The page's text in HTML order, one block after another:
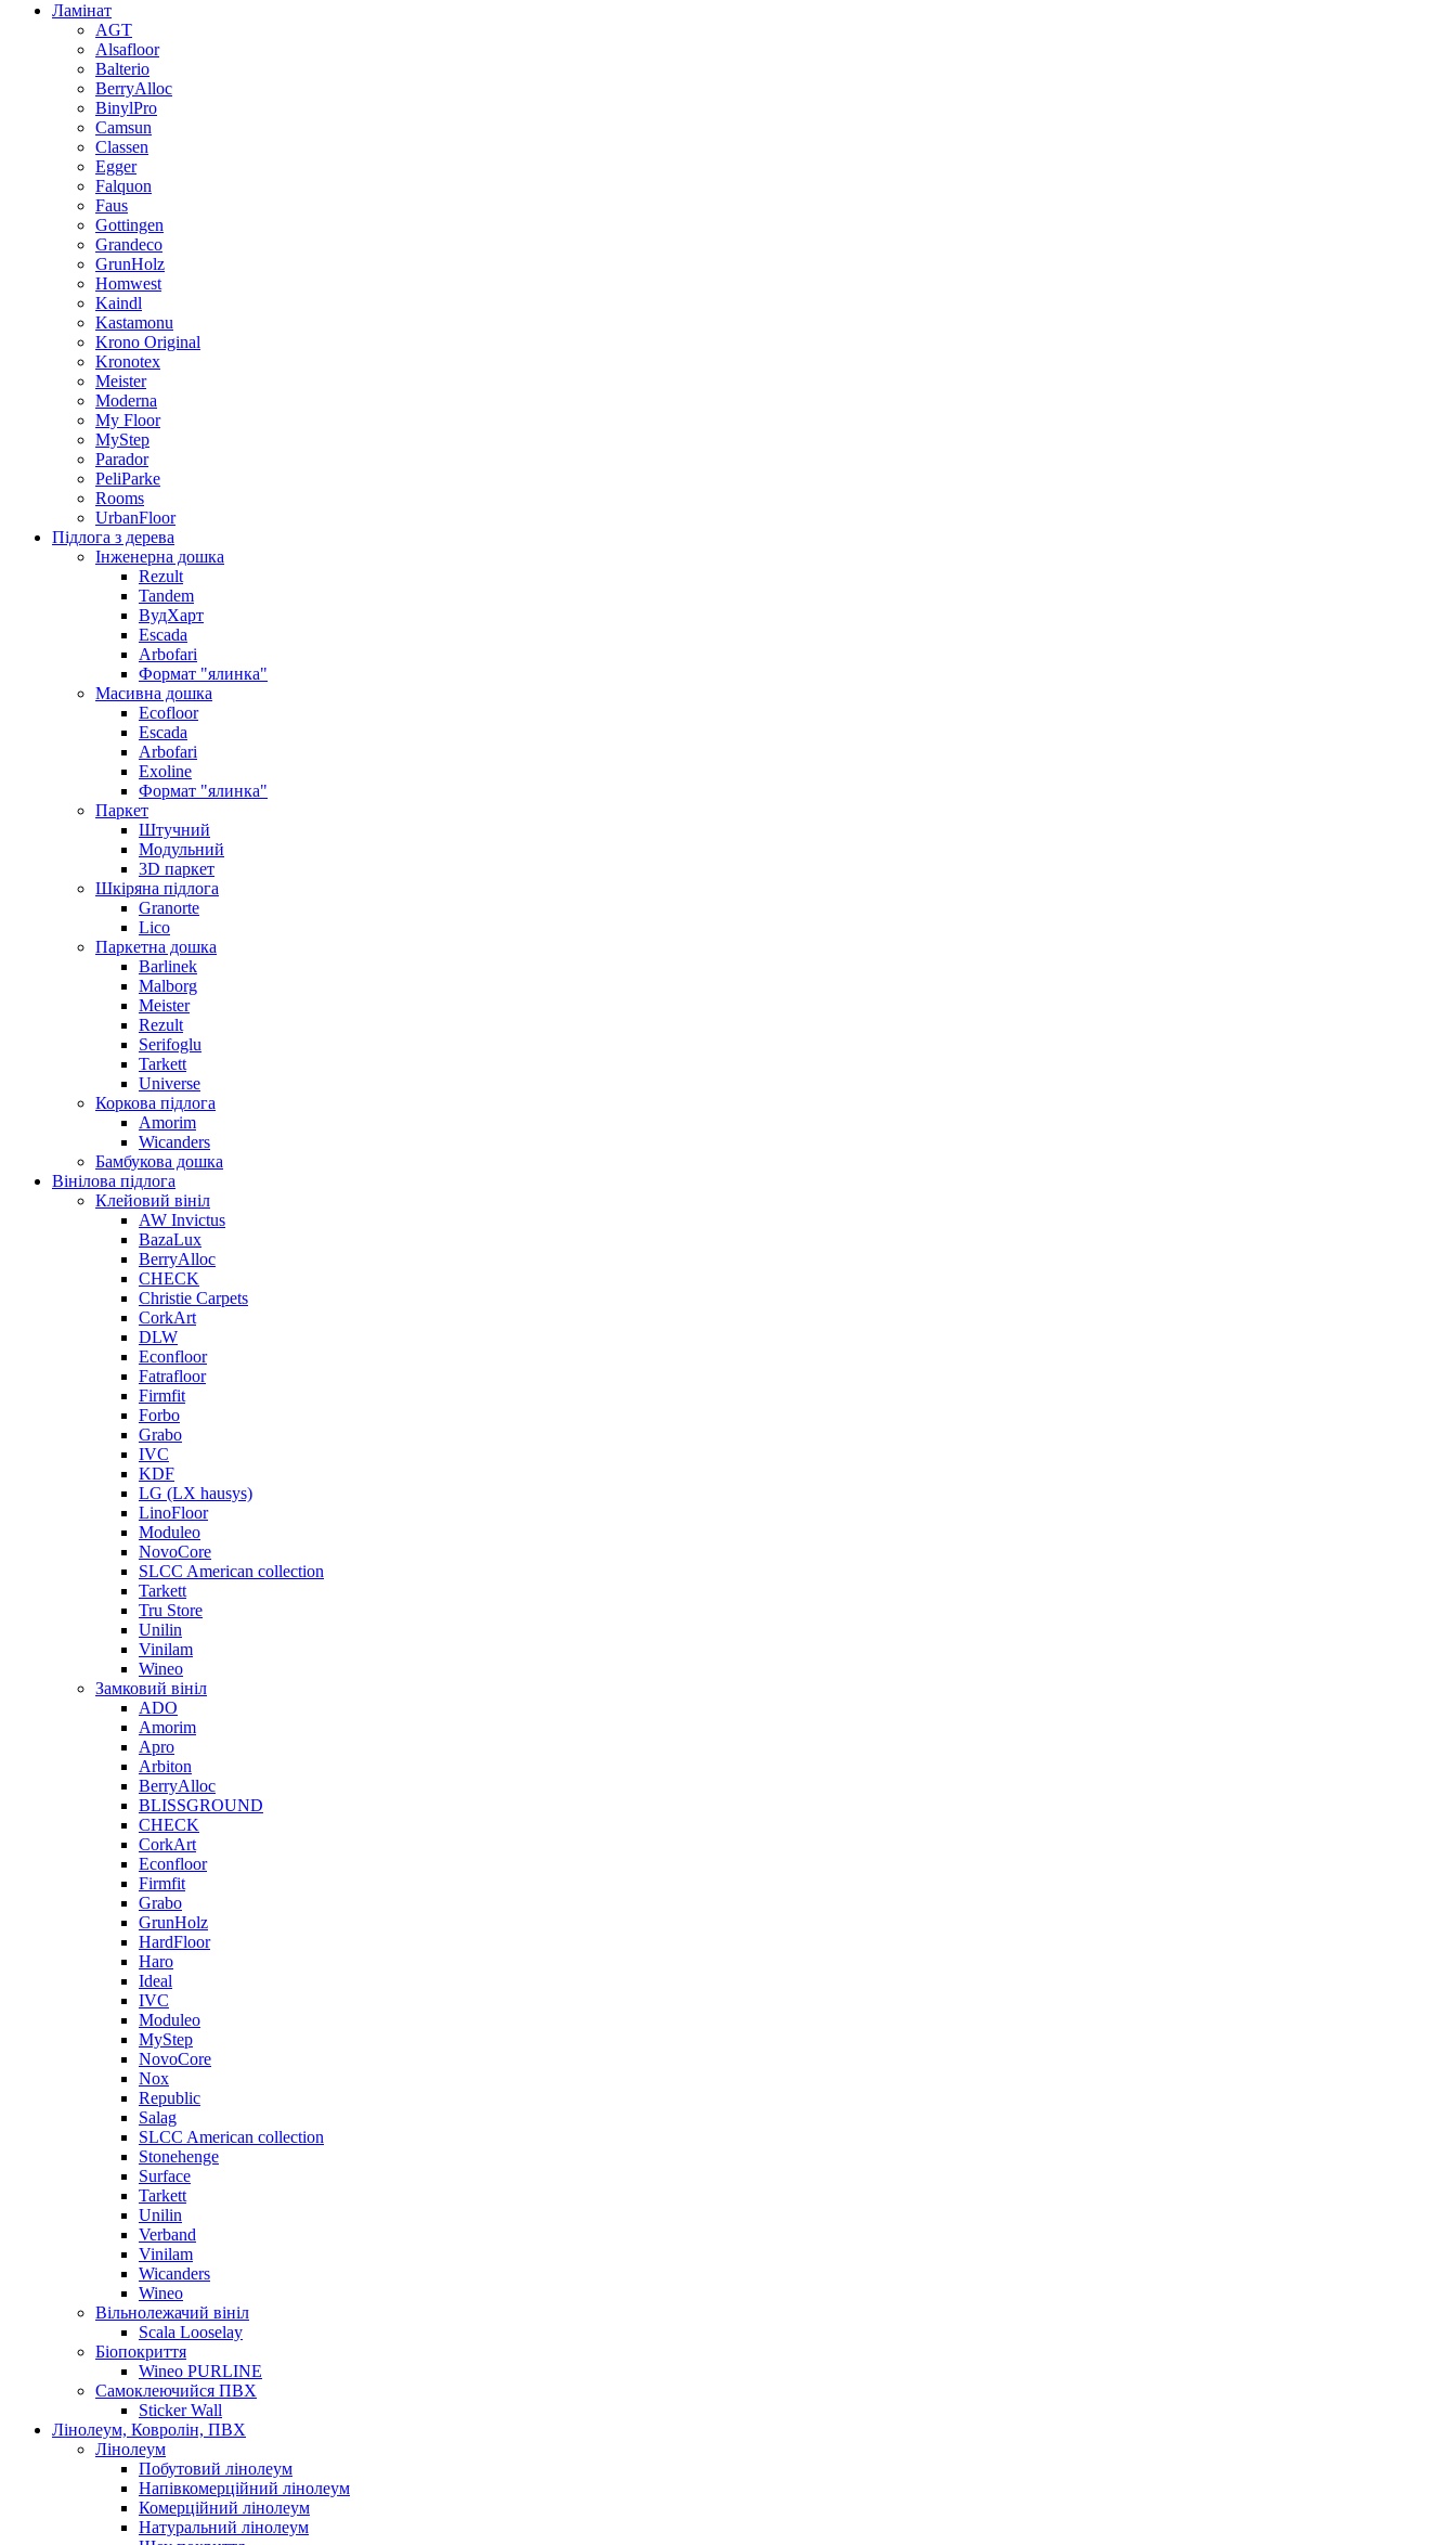
Ламінат
AGT
Alsafloor
Balterio
BerryAlloc
BinylPro
Camsun
Classen
Egger
Falquon
Faus
Gottingen
Grandeco
GrunHolz
Homwest
Kaindl
Kastamonu
Krono Original
Kronotex
Meister
Moderna
My Floor
MyStep
Parador
PeliParke
Rooms
UrbanFloor
Підлога з дерева
Інженерна дошка
Rezult
Tandem
ВудХарт
Escada
Arbofari
Формат "ялинка"
Масивна дошка
Ecofloor
Escada
Arbofari
Exoline
Формат "ялинка"
Паркет
Штучний
Модульний
3D паркет
Шкіряна підлога
Granorte
Lico
Паркетна дошка
Barlinek
Malborg
Meister
Rezult
Serifoglu
Tarkett
Universe
Коркова підлога
Amorim
Wicanders
Бамбукова дошка
Вінілова підлога
Клейовий вініл
AW Invictus
BazaLux
BerryAlloc
CHECK
Christie Carpets
CorkArt
DLW
Econfloor
Fatrafloor
Firmfit
Forbo
Grabo
IVC
KDF
LG (LX hausys)
LinoFloor
Moduleo
NovoCore
SLCC American collection
Tarkett
Tru Store
Unilin
Vinilam
Wineo
Замковий вініл
ADO
Amorim
Apro
Arbiton
BerryAlloc
BLISSGROUND
CHECK
CorkArt
Econfloor
Firmfit
Grabo
GrunHolz
HardFloor
Haro
Ideal
IVC
Moduleo
MyStep
NovoCore
Nox
Republic
Salag
SLCC American collection
Stonehenge
Surface
Tarkett
Unilin
Verband
Vinilam
Wicanders
Wineo
Вільнолежачий вініл
Scala Looselay
Біопокриття
Wineo PURLINE
Самоклеючийся ПВХ
Sticker Wall
Лінолеум, Ковролін, ПВХ
Лінолеум
Побутовий лінолеум
Напівкомерційний лінолеум
Комерційний лінолеум
Натуральний лінолеум